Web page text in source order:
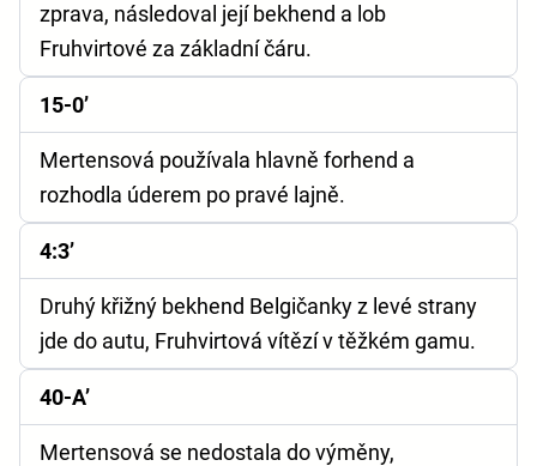
zprava, následoval její bekhend a lob
Fruhvirtové za základní čáru.
15-0’
Mertensová používala hlavně forhend a
rozhodla úderem po pravé lajně.
4:3’
Druhý křižný bekhend Belgičanky z levé strany
jde do autu, Fruhvirtová vítězí v těžkém gamu.
40-A’
Mertensová se nedostala do výměny,